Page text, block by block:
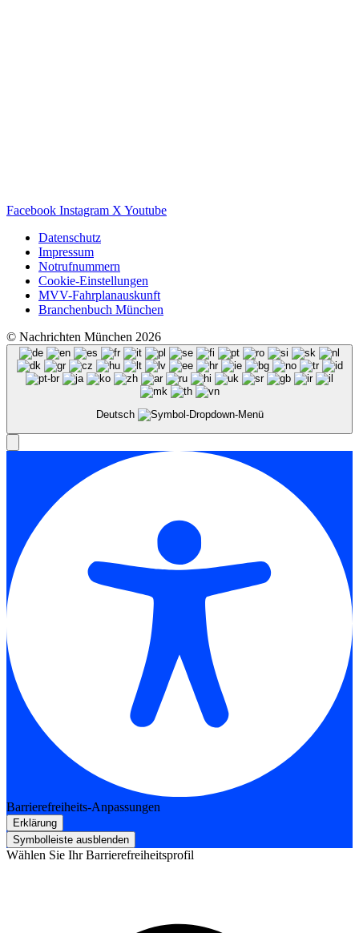
Facebook Instagram X Youtube
Datenschutz
Impressum
Notrufnummern
Cookie-Einstellungen
MVV-Fahrplanauskunft
Branchenbuch München
© Nachrichten München 2026
Deutsch
Barrierefreiheits-Anpassungen
Erklärung
Symbolleiste ausblenden
Wählen Sie Ihr Barrierefreiheitsprofil